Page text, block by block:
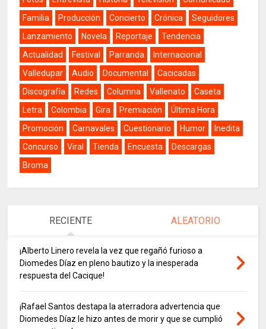
Familia
Producción Concierto Crónica
Seguidores
Lanzamiento
Novela Reportaje
Tendencia
Actualidad
Festival Parranda
Internacional
Valledupar
Audio Documental
Cacicadas
Discografía
Redes Columna Vallenato
Caseta
Letra
Colombia Gira Premiación
Última Hora
Promoción
Carnavales Cuestionario Humor
Inedita
Concurso
Viral Tienda Encuesta
Descargas
Broma
RECIENTE ALEATORIO
¡Alberto Linero revela la vez que regañó furioso a
Diomedes Díaz en pleno bautizo y la inesperada
respuesta del Cacique!
¡Rafael Santos destapa la aterradora advertencia que
Diomedes Díaz le hizo antes de morir y que se cumplió